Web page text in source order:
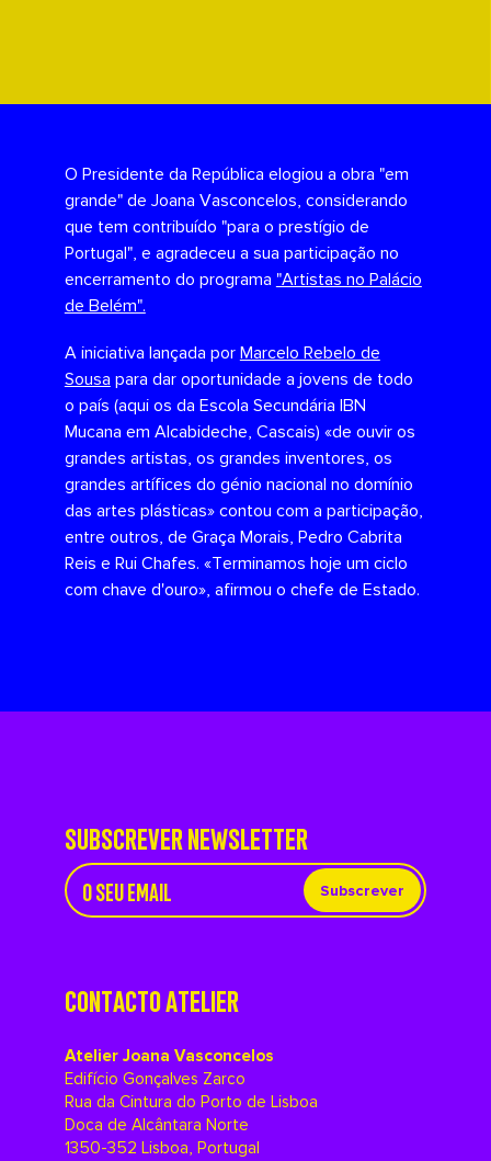
O Presidente da República elogiou a obra "em
grande" de Joana Vasconcelos, considerando
que tem contribuído "para o prestígio de
Portugal", e agradeceu a sua participação no
encerramento do programa "Artistas no Palácio
de Belém".
A iniciativa lançada por Marcelo Rebelo de
Sousa para dar oportunidade a jovens de todo
o país (aqui os da Escola Secundária IBN
Mucana em Alcabideche, Cascais) «de ouvir os
grandes artistas, os grandes inventores, os
grandes artífices do génio nacional no domínio
das artes plásticas» contou com a participação,
entre outros, de Graça Morais, Pedro Cabrita
Reis e Rui Chafes. «Terminamos hoje um ciclo
com chave d'ouro», afirmou o chefe de Estado.
SUBSCREVER NEWSLETTER
Subscrever
CONTACTO ATELIER
Atelier Joana Vasconcelos
Edifício Gonçalves Zarco
Rua da Cintura do Porto de Lisboa
Doca de Alcântara Norte
1350-352 Lisboa, Portugal